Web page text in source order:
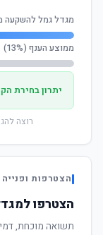
מגדל גמל להשקעה
ממוצע הענף (13%)
יתרון בחירת
רוצה
הצטרפות ופנייה
הצטרפו
תשואה מוכחת, דמי